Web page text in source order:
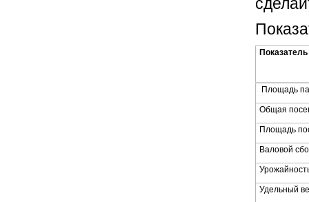
Показатель
Площадь
Общая
Площадь
Валовой
Удельный